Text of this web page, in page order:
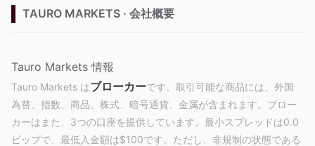
TAURO MARKETS · 会社概要
Tauro Markets 情報
Tauro Markets はブローカーです。取引可能な商品には、外国
為替、指数、商品、株式、暗号通貨、金属が含まれます。ブロー
カーはまた、3つの口座を提供しています。最小スプレッドは0.0
ピップで、最低入金額は$100です。ただし、非規制の状態である